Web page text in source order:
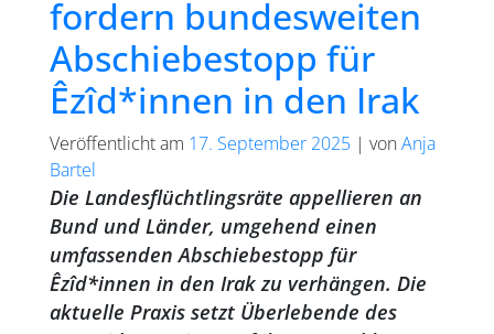
fordern bundesweiten
Abschiebestopp für
Êzîd*innen in den Irak
Veröffentlicht am 17. September 2025 | vonAnja
Bartel
Die Landesflüchtlingsräte appellieren an
Bund und Länder, umgehend einen
umfassenden Abschiebestopp für
Êzîd*innen in den Irak zu verhängen. Die
aktuelle Praxis setzt Überlebende des